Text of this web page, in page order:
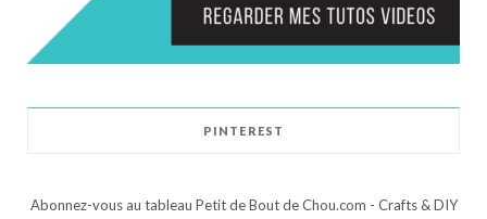
PINTEREST
Abonnez-vous au tableau Petit de Bout de Chou.com - Crafts & DIY